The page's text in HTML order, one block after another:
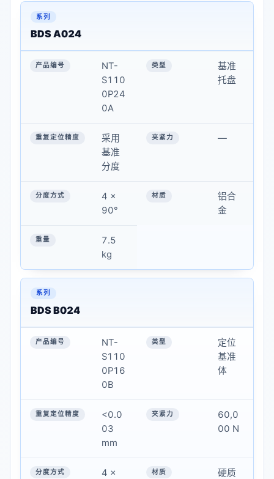
BDS A024
NT-
S110
0P24
0A
基准
托盘
采用
基准
分度
—
4 ×
90°
铝合
金
7.5
kg
BDS B024
NT-
S110
0P16
0B
定位
基准
体
<0.0
03
mm
60,0
00 N
4 ×
硬质